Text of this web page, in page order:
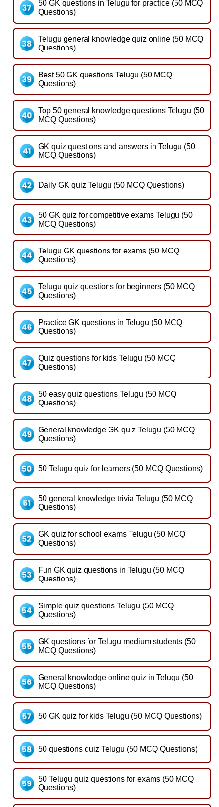
50 GK questions in Telugu for practice (50 MCQ
Questions)
Telugu general knowledge quiz online (50 MCQ
Questions)
Best 50 GK questions Telugu (50 MCQ
Questions)
Top 50 general knowledge questions Telugu (50
MCQ Questions)
GK quiz questions and answers in Telugu (50
MCQ Questions)
Daily GK quiz Telugu (50 MCQ Questions)
50 GK quiz for competitive exams Telugu (50
MCQ Questions)
Telugu GK questions for exams (50 MCQ
Questions)
Telugu quiz questions for beginners (50 MCQ
Questions)
Practice GK questions in Telugu (50 MCQ
Questions)
Quiz questions for kids Telugu (50 MCQ
Questions)
50 easy quiz questions Telugu (50 MCQ
Questions)
General knowledge GK quiz Telugu (50 MCQ
Questions)
50 Telugu quiz for learners (50 MCQ Questions)
50 general knowledge trivia Telugu (50 MCQ
Questions)
GK quiz for school exams Telugu (50 MCQ
Questions)
Fun GK quiz questions in Telugu (50 MCQ
Questions)
Simple quiz questions Telugu (50 MCQ
Questions)
GK questions for Telugu medium students (50
MCQ Questions)
General knowledge online quiz in Telugu (50
MCQ Questions)
50 GK quiz for kids Telugu (50 MCQ Questions)
50 questions quiz Telugu (50 MCQ Questions)
50 Telugu quiz questions for exams (50 MCQ
Questions)